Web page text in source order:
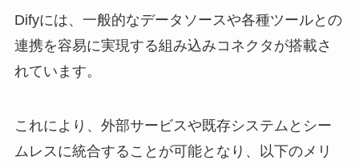
Difyには、一般的なデータソースや各種ツールとの
連携を容易に実現する組み込みコネクタが搭載さ
れています。
これにより、外部サービスや既存システムとシー
ムレスに統合することが可能となり、以下のメリ